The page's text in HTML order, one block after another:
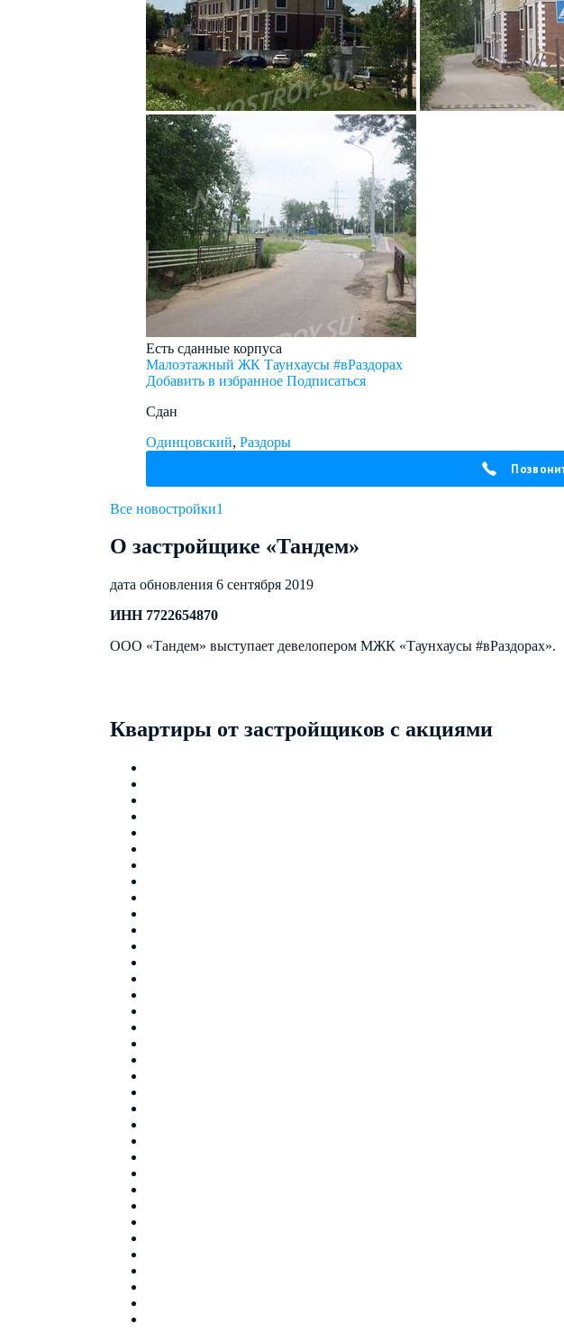
Есть сданные корпуса
Малоэтажный ЖК Таунхаусы #вРаздорах
Добавить в избранное Подписаться
Сдан
Одинцовский, Раздоры
Все новостройки1
О застройщике «Тандем»
дата обновления 6 сентября 2019
ИНН 7722654870
ООО «Тандем» выступает девелопером МЖК «Таунхаусы #вРаздорах».
Квартиры от застройщиков с акциями